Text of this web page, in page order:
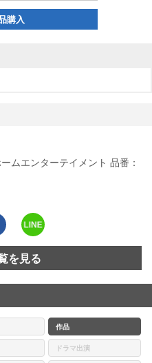
購入
ムエンターテイメント 品番：
を見る
作品
ドラマ出演